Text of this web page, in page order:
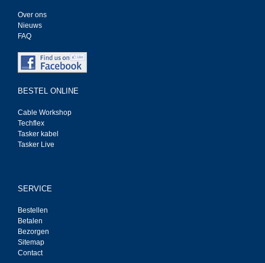
Over ons
Nieuws
FAQ
BESTEL ONLINE
Cable Workshop
Techflex
Tasker kabel
Tasker Live
SERVICE
Bestellen
Betalen
Bezorgen
Sitemap
Contact